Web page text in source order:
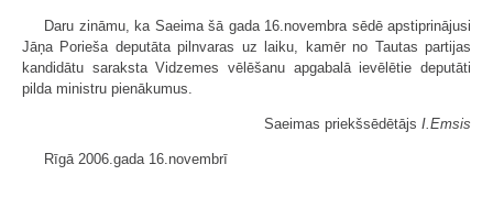
Daru zināmu, ka Saeima šā gada 16.novembra sēdē apstiprinājusi
Jāņa Porieša deputāta pilnvaras uz laiku, kamēr no Tautas partijas
kandidātu saraksta Vidzemes vēlēšanu apgabalā ievēlētie deputāti
pilda ministru pienākumus.
Saeimas priekšsēdētājs I.Emsis
Rīgā 2006.gada 16.novembrī